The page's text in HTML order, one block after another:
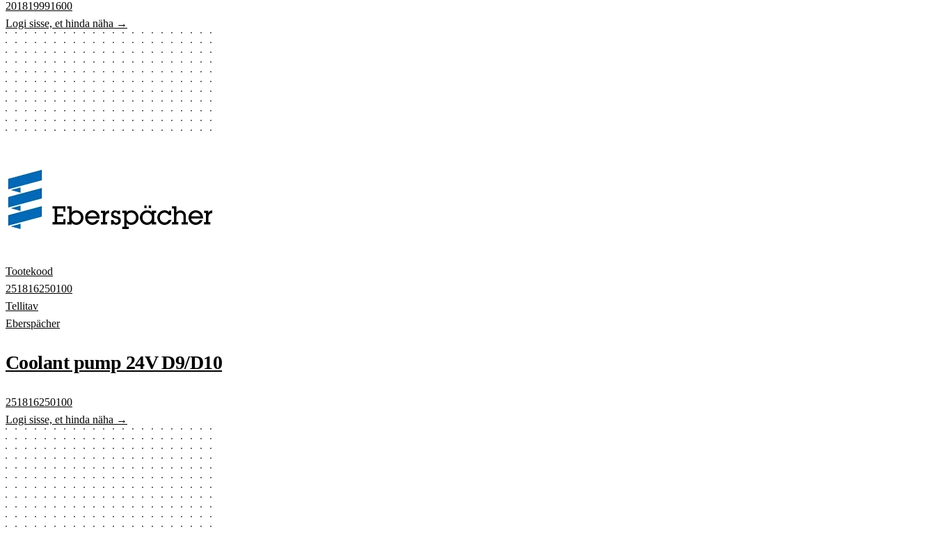
201819991600
Logi sisse, et hinda näha →
Tootekood
251816250100
Tellitav
Eberspächer
Coolant pump 24V D9/D10
251816250100
Logi sisse, et hinda näha →